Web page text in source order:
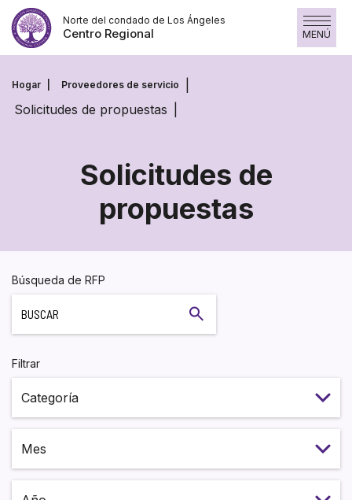
Saltar
contenido
Norte del condado de Los Ángeles
Centro Regional MENÚ
Hogar Proveedores de servicio
Solicitudes de propuestas
Solicitudes de
propuestas
Solicitudes
Búsqueda de RFP
Buscar
Filtrar